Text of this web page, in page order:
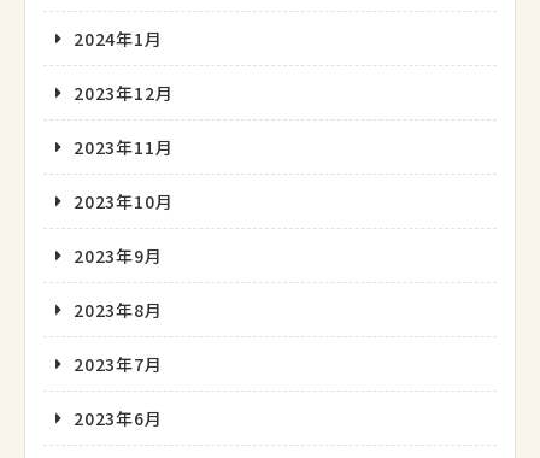
2024年1月
2023年12月
2023年11月
2023年10月
2023年9月
2023年8月
2023年7月
2023年6月